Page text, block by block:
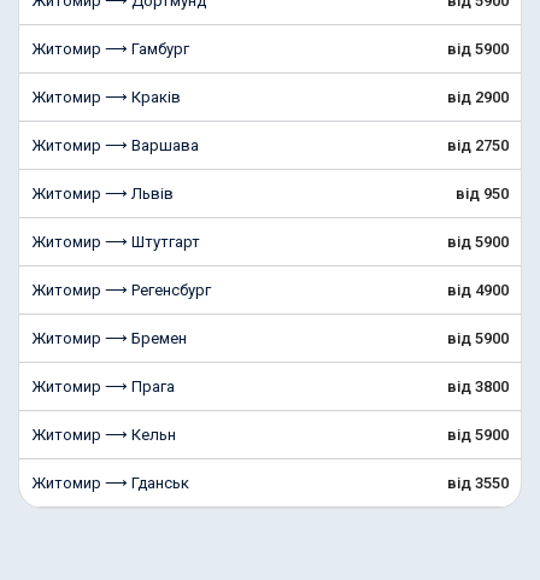
Житомир ⟶ Гамбург від 5900
Житомир ⟶ Краків від 2900
Житомир ⟶ Варшава від 2750
Житомир ⟶ Львів від 950
Житомир ⟶ Штутгарт від 5900
Житомир ⟶ Регенсбург від 4900
Житомир ⟶ Бремен від 5900
Житомир ⟶ Прага від 3800
Житомир ⟶ Кельн від 5900
Житомир ⟶ Гданськ від 3550